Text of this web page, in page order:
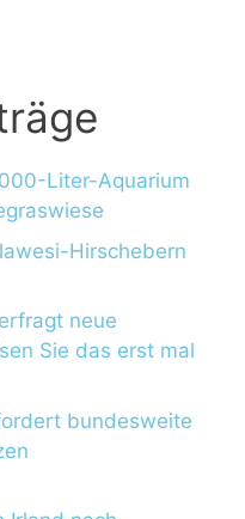
Liter-Aquarium
Hirschebern
neue
Sie das erst mal
bundesweite